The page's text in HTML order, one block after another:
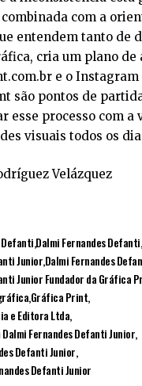
com a
entendem tanto de
cria um plano de
e o Instagram
são pontos de
esse processo com a
visuais todos os
Velázquez
Dalmi Fernandes Defanti
JuniorDalmi Fernandes
Junior Fundador da Gráfica
Gráfica Print
e Editora Ltda
Fernandes Defanti Junior
Defanti Junior
Defanti Junior